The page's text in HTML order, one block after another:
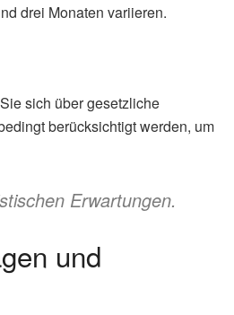
drei Monaten variieren.
sich über gesetzliche
berücksichtigt werden, um
Erwartungen.
und